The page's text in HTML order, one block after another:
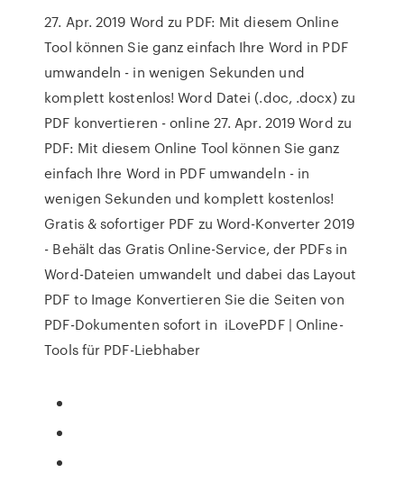
27. Apr. 2019 Word zu PDF: Mit diesem Online
Tool können Sie ganz einfach Ihre Word in PDF
umwandeln - in wenigen Sekunden und
komplett kostenlos! Word Datei (.doc, .docx) zu
PDF konvertieren - online 27. Apr. 2019 Word zu
PDF: Mit diesem Online Tool können Sie ganz
einfach Ihre Word in PDF umwandeln - in
wenigen Sekunden und komplett kostenlos!
Gratis & sofortiger PDF zu Word-Konverter 2019
- Behält das Gratis Online-Service, der PDFs in
Word-Dateien umwandelt und dabei das Layout
PDF to Image Konvertieren Sie die Seiten von
PDF-Dokumenten sofort in iLovePDF | Online-
Tools für PDF-Liebhaber